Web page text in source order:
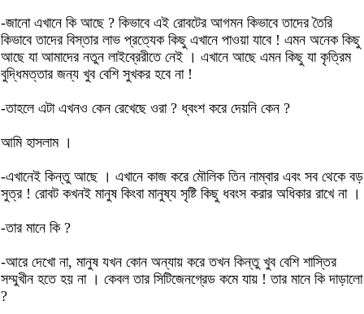
-জানো এখানে কি আছে ? কিভাবে এই রোবটের আগমন কিভাবে তাদের তৈরি
কিভাবে তাদের বিস্তার লাভ প্রত্যেক কিছু এখানে পাওয়া যাবে ! এমন অনেক কিছু
আছে যা আমাদের নতুন লাইব্রেরীতে নেই । এখানে আছে এমন কিছু যা কৃত্রিম
বুদ্ধিমত্তার জন্য খুব বেশি সুখকর হবে না !
-তাহলে এটা এখনও কেন রেখেছে ওরা ? ধ্বংশ করে দেয়নি কেন ?
আমি হাসলাম ।
-এখানেই কিন্তু আছে । এখানে কাজ করে মৌলিক তিন নাম্বার এবং সব থেকে বড়
সুত্র ! রোবট কখনই মানুষ কিংবা মানুষ্য সৃষ্টি কিছু ধবংস করার অধিকার রাখে না ।
-তার মানে কি ?
-আরে দেখো না, মানুষ যখন কোন অন্যায় করে তখন কিন্তু খুব বেশি শাস্তির
সম্মুখীন হতে হয় না । কেবল তার সিটিজেনগ্রেড কমে যায় ! তার মানে কি দাড়ালো
?